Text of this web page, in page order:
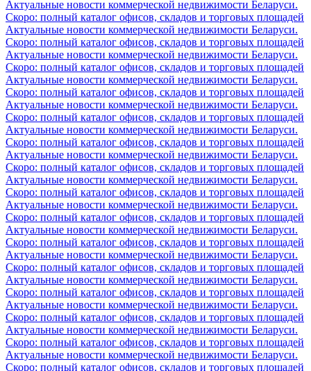
Актуальные новости коммерческой недвижимости Беларуси.
Скоро: полный каталог офисов, складов и торговых площадей
Актуальные новости коммерческой недвижимости Беларуси.
Скоро: полный каталог офисов, складов и торговых площадей
Актуальные новости коммерческой недвижимости Беларуси.
Скоро: полный каталог офисов, складов и торговых площадей
Актуальные новости коммерческой недвижимости Беларуси.
Скоро: полный каталог офисов, складов и торговых площадей
Актуальные новости коммерческой недвижимости Беларуси.
Скоро: полный каталог офисов, складов и торговых площадей
Актуальные новости коммерческой недвижимости Беларуси.
Скоро: полный каталог офисов, складов и торговых площадей
Актуальные новости коммерческой недвижимости Беларуси.
Скоро: полный каталог офисов, складов и торговых площадей
Актуальные новости коммерческой недвижимости Беларуси.
Скоро: полный каталог офисов, складов и торговых площадей
Актуальные новости коммерческой недвижимости Беларуси.
Скоро: полный каталог офисов, складов и торговых площадей
Актуальные новости коммерческой недвижимости Беларуси.
Скоро: полный каталог офисов, складов и торговых площадей
Актуальные новости коммерческой недвижимости Беларуси.
Скоро: полный каталог офисов, складов и торговых площадей
Актуальные новости коммерческой недвижимости Беларуси.
Скоро: полный каталог офисов, складов и торговых площадей
Актуальные новости коммерческой недвижимости Беларуси.
Скоро: полный каталог офисов, складов и торговых площадей
Актуальные новости коммерческой недвижимости Беларуси.
Скоро: полный каталог офисов, складов и торговых площадей
Актуальные новости коммерческой недвижимости Беларуси.
Скоро: полный каталог офисов, складов и торговых площадей